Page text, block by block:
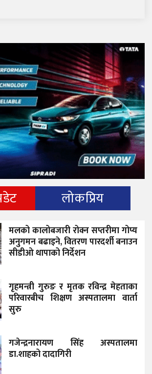
लोकप्रिय
मलको कालोबजारी रोक्न सप्तरीमा गोप्य
अनुगमन बढाइने, वितरण पारदर्शी बनाउन
सीडीओ थापाको निर्देशन
गृहमन्त्री गुरुङ र मृतक रविन्द्र मेहताका
परिवारबीच शिक्षण अस्पतालमा वार्ता
सुरु
गजेन्द्रनारायण सिंह अस्पतालमा
डा.शाहको दादागिरी